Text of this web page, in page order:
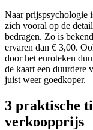
Naar prijspsychologie
zich vooral op de
bedragen. Zo is
ervaren dan € 3,00.
door het euroteken
de kaart een duurdere
juist weer goedkoper.
3 praktische
verkoopprijs